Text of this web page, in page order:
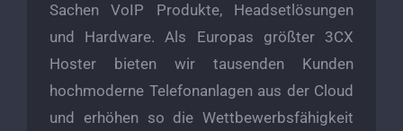
Sachen VoIP Produkte, Headsetlösungen
und Hardware. Als Europas größter 3CX
Hoster bieten wir tausenden Kunden
hochmoderne Telefonanlagen aus der Cloud
und erhöhen so die Wettbewerbsfähigkeit